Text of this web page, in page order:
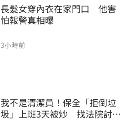
長髮女穿內衣在家門口　他害
怕報警真相曝
3小時前
我不是清潔員！保全「拒倒垃
圾」上班3天被炒 找法院討公